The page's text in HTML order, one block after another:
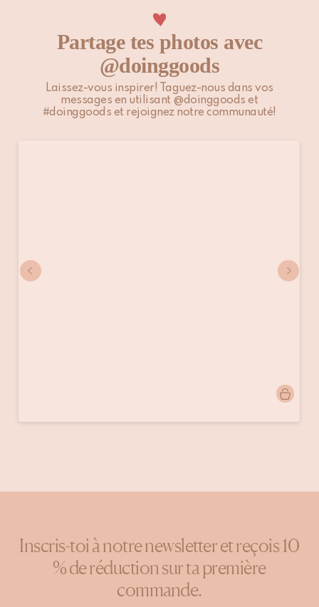
Partage tes photos avec
@doinggoods
Laissez-vous inspirer! Taguez-nous dans vos
messages en utilisant @doinggoods et
#doinggoods et rejoignez notre communauté!
publiée
Inscris-toi à notre newsletter et reçois 10
% de réduction sur ta première
commande.